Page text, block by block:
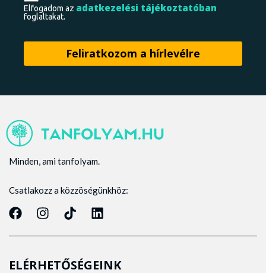
Elfogadom az adatkezelési tájékoztatóban
foglaltakat.
Minden, ami tanfolyam.
Csatlakozz a közzöségünkhöz:
ELÉRHETŐSÉGEINK